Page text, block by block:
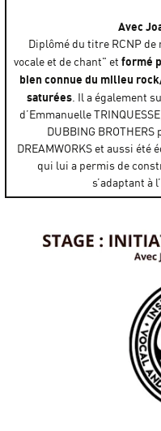
Avec
Diplômé du titre RCNP
vocale et de chant" et formé
bien connue du milieu
saturées. Il a également
d’Emmanuelle
DUBBING
DREAMWORKS et aussi
qui lui a permis de
s’adaptant à